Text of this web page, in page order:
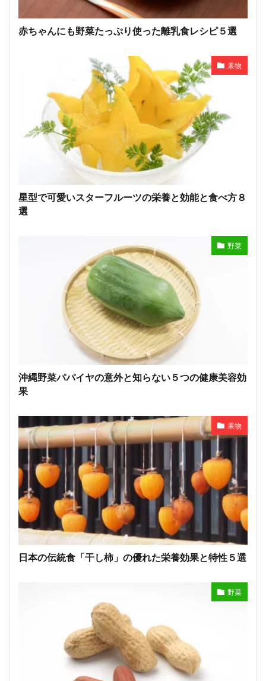
赤ちゃんにも野菜たっぷり使った離乳食レシピ５選
果物
星型で可愛いスターフルーツの栄養と効能と食べ方８
選
野菜
沖縄野菜パパイヤの意外と知らない５つの健康美容効
果
果物
日本の伝統食「干し柿」の優れた栄養効果と特性５選
野菜